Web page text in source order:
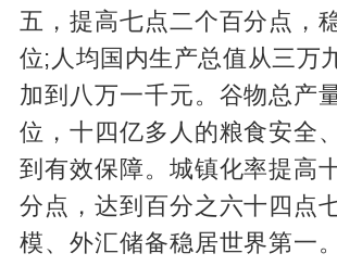
五，提高七点二个百分点，
位;人均国内生产总值从三万
加到八万一千元。谷物总产
位，十四亿多人的粮食安全
到有效保障。城镇化率提高
分点，达到百分之六十四点
模、外汇储备稳居世界第一